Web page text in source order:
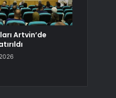
Artvin’de